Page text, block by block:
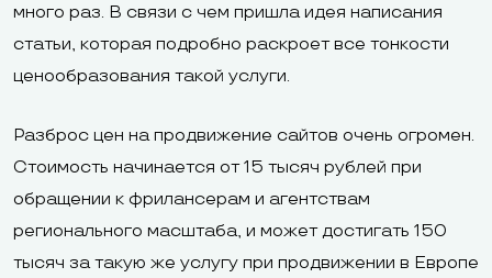
много раз. В связи с чем пришла идея написания
статьи, которая подробно раскроет все тонкости
ценообразования такой услуги.
Разброс цен на продвижение сайтов очень огромен.
Стоимость начинается от 15 тысяч рублей при
обращении к фрилансерам и агентствам
регионального масштаба, и может достигать 150
тысяч за такую же услугу при продвижении в Европе